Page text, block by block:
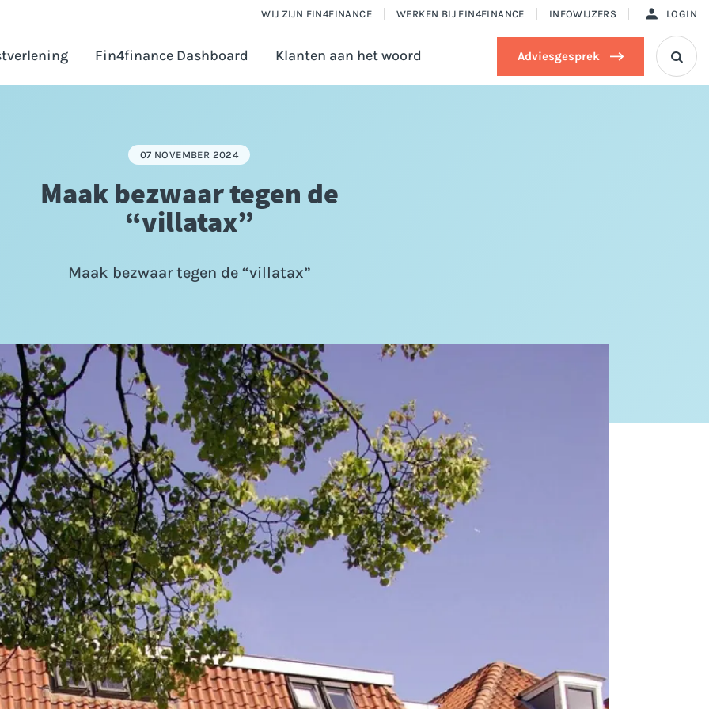
WIJ ZIJN FIN4FINANCE WERKEN BIJ FIN4FINANCE INFOWIJZERS LOGIN
ondernemer
Fin4finance Dashboard Klanten aan het woord Adviesgesprek 
07 NOVEMBER 2024
Maak bezwaar tegen de
“villatax”
Maak bezwaar tegen de “villatax”